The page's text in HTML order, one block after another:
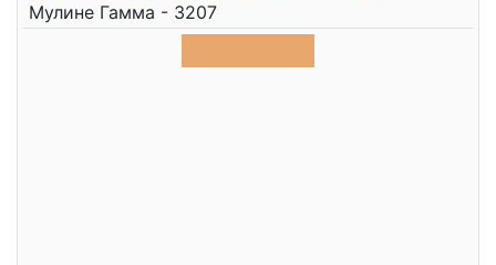
Мулине Гамма - 3207